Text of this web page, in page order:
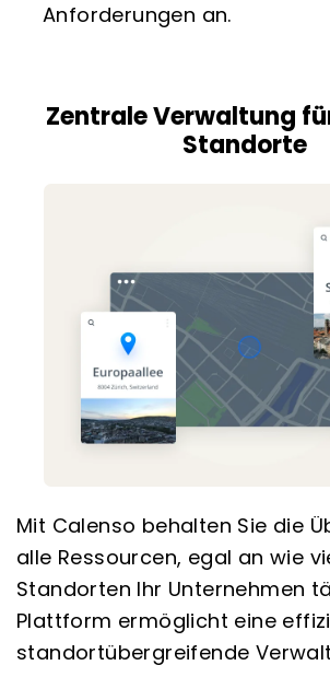
Anforderungen an.
Mit Calenso behalten Sie die
alle Ressourcen, egal an wie
Standorten Ihr Unternehmen
Plattform ermöglicht eine
standortübergreifende
Zentrale Verwaltung
Standorte